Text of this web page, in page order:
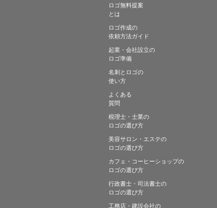
ロゴ無料提案
とは
ロゴ作成の
依頼方法ガイド
起業・会社設立の
ロゴ準備
名刺とロゴの
使い方
よくある
質問
税理士・士業の
ロゴの選び方
美容サロン・エステの
ロゴの選び方
カフェ・コーヒーショップの
ロゴの選び方
行政書士・司法書士の
ロゴの選び方
工務店・建設会社の